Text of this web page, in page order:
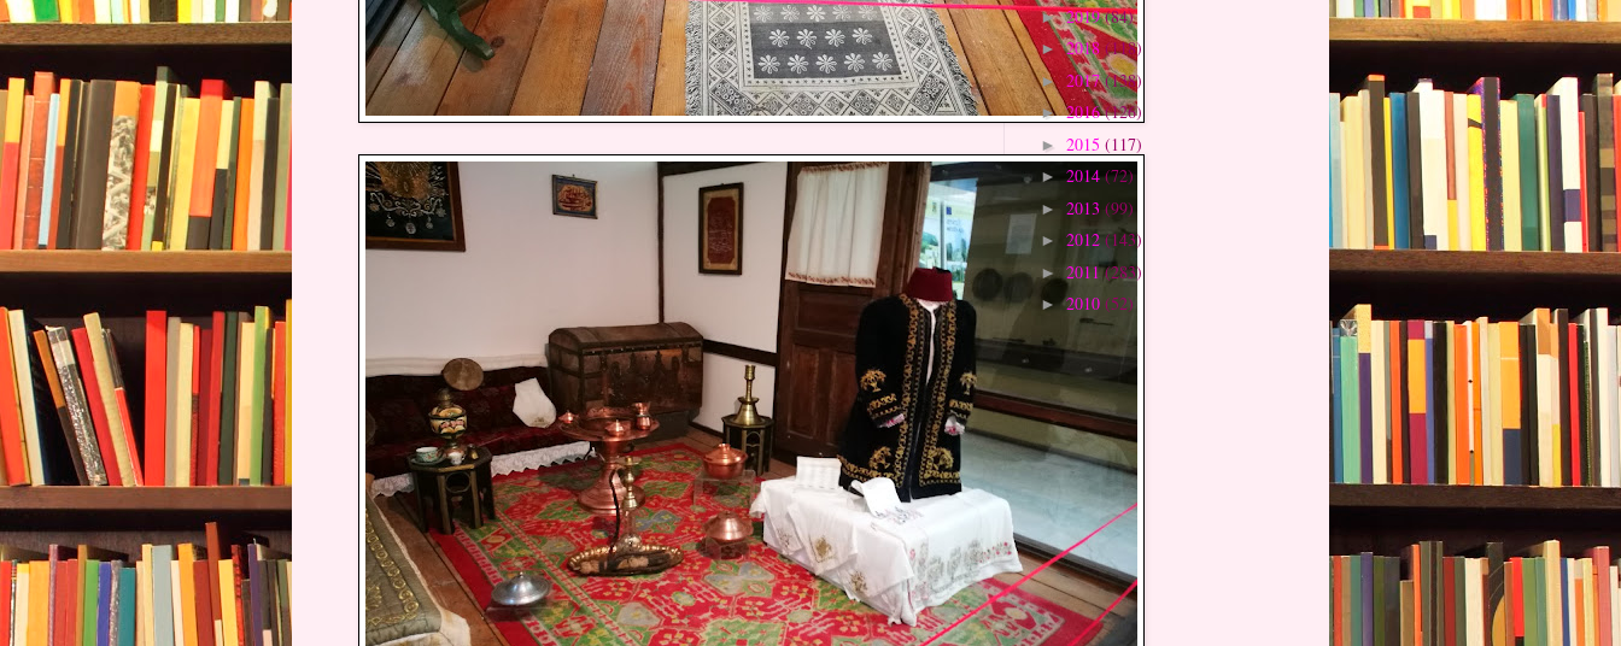
►2019(84)
►2018 (118)
► 2017(138)
►2016(126)
► 2015 (117)
►2014 (72)
► 2013 (99)
► 2012(143)
► 2011(283)
►2010 (52)